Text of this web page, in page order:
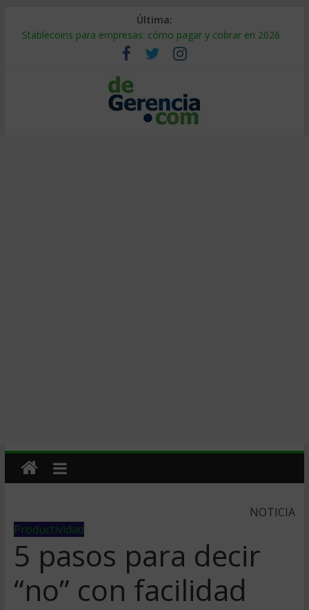
Última:
Stablecoins para empresas: cómo pagar y cobrar en 2026
Despido silencioso: qué es y por qué sale tan caro
IA en selección de personal: cómo auditarla a tiempo
Trabajo forzoso en la cadena de suministro: qué hacer
Mercado hispano de EE. UU.: cómo segmentarlo y venderle
NOTICIA
Productividad
5 pasos para decir
“no” con facilidad